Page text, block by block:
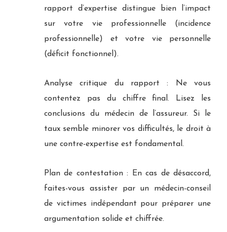
rapport d’expertise distingue bien l’impact
sur votre vie professionnelle (incidence
professionnelle) et votre vie personnelle
(déficit fonctionnel).
Analyse critique du rapport : Ne vous
contentez pas du chiffre final. Lisez les
conclusions du médecin de l’assureur. Si le
taux semble minorer vos difficultés, le droit à
une contre-expertise est fondamental.
Plan de contestation : En cas de désaccord,
faites-vous assister par un médecin-conseil
de victimes indépendant pour préparer une
argumentation solide et chiffrée.